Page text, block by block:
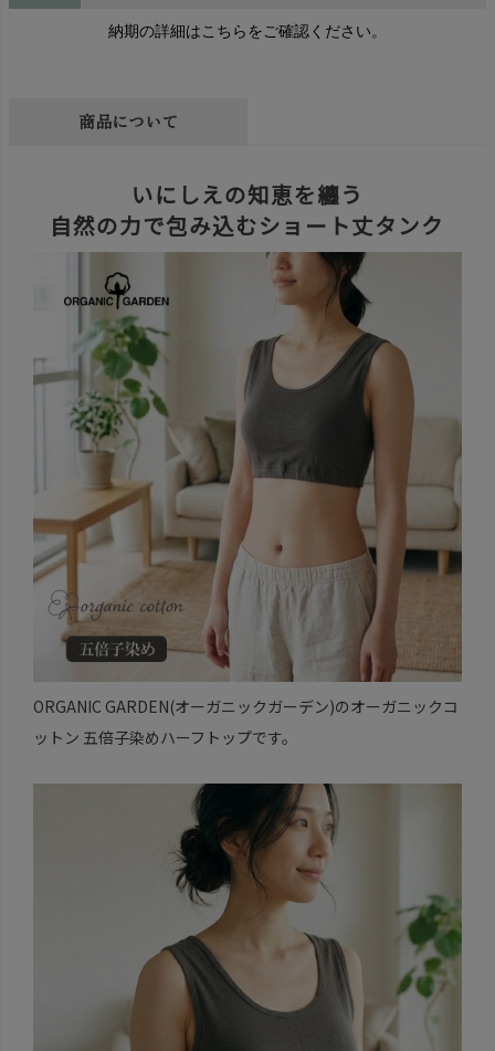
納期の詳細はこちらをご確認ください。
商品について
いにしえの知恵を纏う
自然の力で包み込むショート丈タンク
ORGANIC GARDEN(オーガニックガーデン)のオーガニックコ
ットン 五倍子染めハーフトップです。